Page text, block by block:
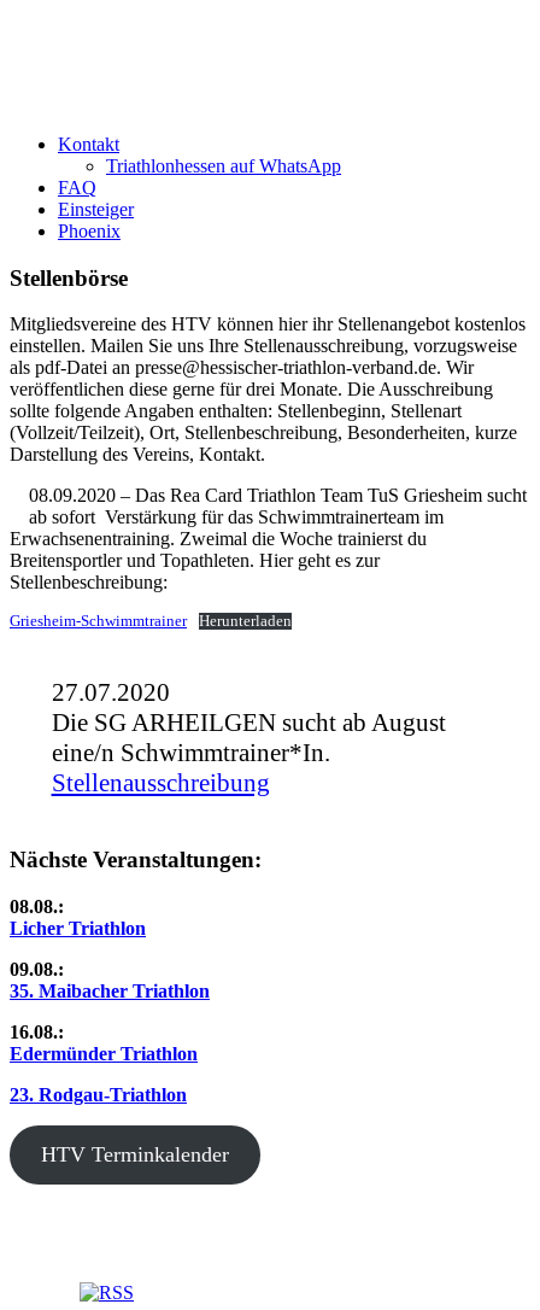
Kontakt
Triathlonhessen auf WhatsApp
FAQ
Einsteiger
Phoenix
Stellenbörse
Mitgliedsvereine des HTV können hier ihr Stellenangebot kostenlos
einstellen. Mailen Sie uns Ihre Stellenausschreibung, vorzugsweise
als pdf-Datei an presse@hessischer-triathlon-verband.de. Wir
veröffentlichen diese gerne für drei Monate. Die Ausschreibung
sollte folgende Angaben enthalten: Stellenbeginn, Stellenart
(Vollzeit/Teilzeit), Ort, Stellenbeschreibung, Besonderheiten, kurze
Darstellung des Vereins, Kontakt.
08.09.2020 – Das Rea Card Triathlon Team TuS Griesheim sucht
ab sofort Verstärkung für das Schwimmtrainerteam im
Erwachsenentraining. Zweimal die Woche trainierst du
Breitensportler und Topathleten. Hier geht es zur
Stellenbeschreibung:
Griesheim-Schwimmtrainer Herunterladen
27.07.2020
Die SG ARHEILGEN sucht ab August
eine/n Schwimmtrainer*In.
Stellenausschreibung
Nächste Veranstaltungen:
08.08.:
Licher Triathlon
09.08.:
35. Maibacher Triathlon
16.08.:
Edermünder Triathlon
23. Rodgau-Triathlon
HTV Terminkalender